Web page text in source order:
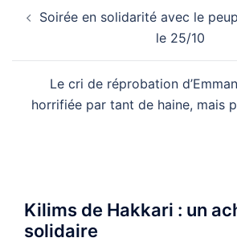
d’article
Soirée en solidarité avec le
le 25/10
Le cri de réprobation
horrifiée par tant de haine, mais
Kilims de Hakkari : un
solidaire